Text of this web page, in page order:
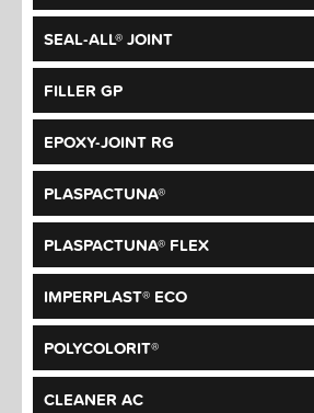
SEAL-ALL® JOINT
FILLER GP
EPOXY-JOINT RG
PLASPACTUNA®
PLASPACTUNA® FLEX
IMPERPLAST® ECO
POLYCOLORIT®
CLEANER AC